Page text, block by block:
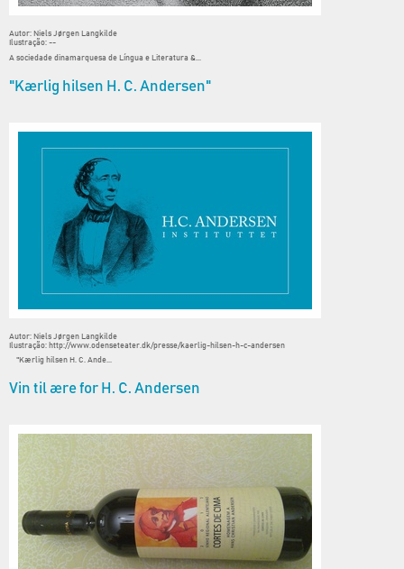
Autor: Niels Jørgen Langkilde
Ilustração: --
A sociedade dinamarquesa de Língua e Literatura &...
"Kærlig hilsen H. C. Andersen"
Autor: Niels Jørgen Langkilde
Ilustração: http://www.odenseteater.dk/presse/kaerlig-hilsen-h-c-andersen
"Kærlig hilsen H. C. Ande...
Vin til ære for H. C. Andersen